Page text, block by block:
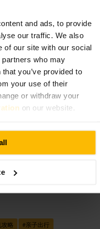
and ads, to provide
our traffic. We also
of our site with our social
who may
you’ve provided to
your use of their
or withdraw your
on our website.
略 #亲子出行